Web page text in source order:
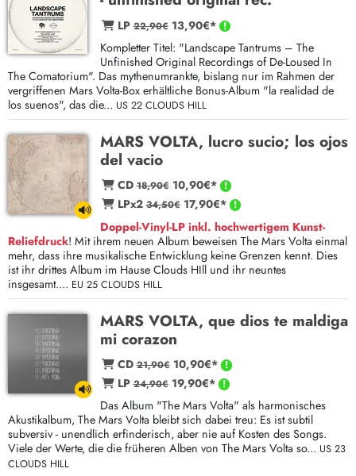
LP22,90€13,90€*
Kompletter Titel: "Landscape Tantrums – The
Unfinished Original Recordings of De-Loused In
The Comatorium". Das mythenumrankte, bislang nur im Rahmen der
vergriffenen Mars Volta-Box erhältliche Bonus-Album "la realidad de
los suenos", das die... US 22 CLOUDS HILL
MARS VOLTA, lucro sucio; los ojos
del vacio
CD18,90€10,90€*
LPx234,50€17,90€*
Doppel-Vinyl-LP inkl. hochwertigem Kunst-
Reliefdruck! Mit ihrem neuen Album beweisen The Mars Volta einmal
mehr, dass ihre musikalische Entwicklung keine Grenzen kennt. Dies
ist ihr drittes Album im Hause Clouds HIll und ihr neuntes
insgesamt.... EU 25 CLOUDS HILL
MARS VOLTA, que dios te maldiga
mi corazon
CD21,90€10,90€*
LP24,90€19,90€*
Das Album "The Mars Volta" als harmonisches
Akustikalbum, The Mars Volta bleibt sich dabei treu: Es ist subtil
subversiv - unendlich erfinderisch, aber nie auf Kosten des Songs.
Viele der Werte, die die früheren Alben von The Mars Volta so... US 23
CLOUDS HILL